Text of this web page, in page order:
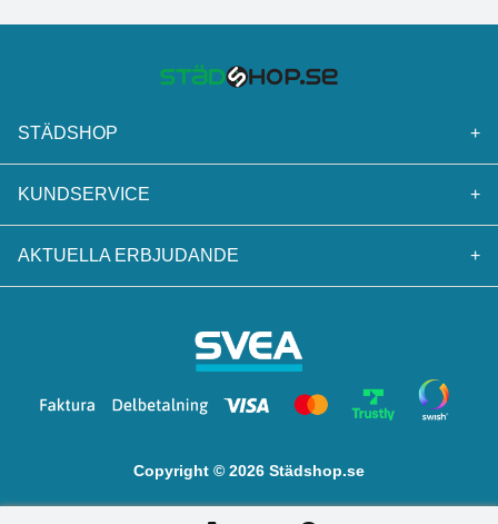
STÄDSHOP +
KUNDSERVICE +
AKTUELLA ERBJUDANDE +
Copyright © 2026 Städshop.se